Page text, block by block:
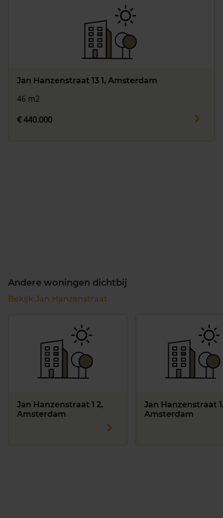
Jan Hanzenstraat 13 1, Amsterdam
46 m2
€ 440.000
Andere woningen dichtbij
Bekijk Jan Hanzenstraat
Jan Hanzenstraat 1 2,
Amsterdam
Jan Hanzenstraat
Amsterdam